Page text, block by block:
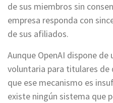
de sus miembros sin
empresa responda con
de sus afiliados.
Aunque OpenAI dispone
voluntaria para titulares de
que ese mecanismo es
existe ningún sistema que